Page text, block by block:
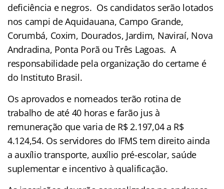
deficiência e negros. Os candidatos serão lotados
nos campi de Aquidauana, Campo Grande,
Corumbá, Coxim, Dourados, Jardim, Naviraí, Nova
Andradina, Ponta Porã ou Três Lagoas. A
responsabilidade pela organização do certame é
do Instituto Brasil.
Os aprovados e nomeados terão rotina de
trabalho de até 40 horas e farão jus à
remuneração que varia de R$ 2.197,04 a R$
4.124,54. Os servidores do IFMS tem direito ainda
a auxílio transporte, auxílio pré-escolar, saúde
suplementar e incentivo à qualificação.